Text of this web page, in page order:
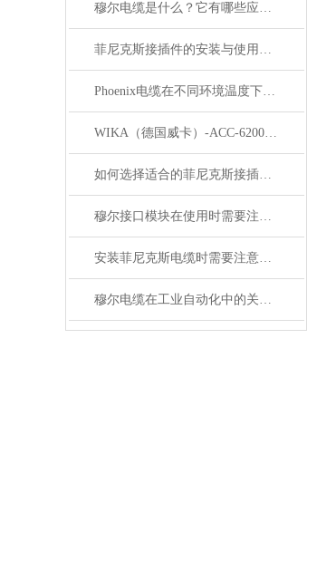
穆尔电缆是什么？它有哪些应用领域？
菲尼克斯接插件的安装与使用技巧
Phoenix电缆在不同环境温度下的性能表现如何？
WIKA（德国威卡）-ACC-6200系列压力变送器简介
如何选择适合的菲尼克斯接插件？
穆尔接口模块在使用时需要注意哪些问题？
安装菲尼克斯电缆时需要注意哪些事项？
穆尔电缆在工业自动化中的关键角色